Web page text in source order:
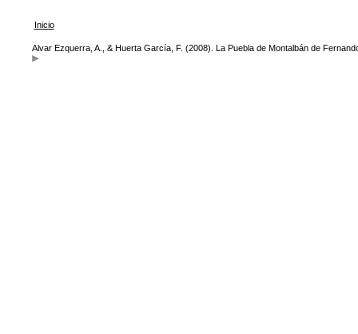
Inicio
Alvar Ezquerra, A., & Huerta García, F. (2008). La Puebla de Montalbán de